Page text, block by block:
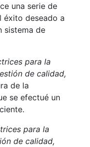
una serie de
éxito deseado a
sistema de
para la
de calidad,
de la
se efectué un
para la
de calidad,